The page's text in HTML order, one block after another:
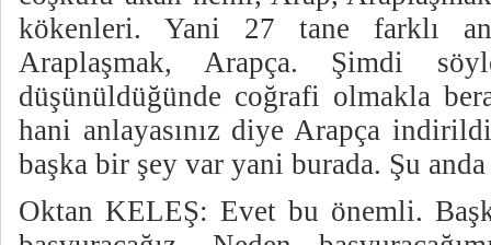
kökenleri. Yani 27 tane farklı
Araplaşmak, Arapça. Şimdi
düşünüldüğünde coğrafi olmakla
hani anlayasınız diye Arapça
başka bir şey var yani burada. Şu
Oktan KELEŞ: Evet bu önemli.